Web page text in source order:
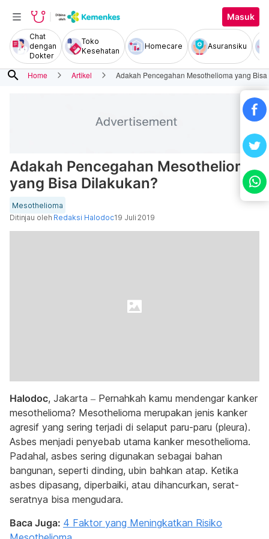
Masuk
Chat
dengan
Dokter
Toko
Kesehatan
Homecare Asuransiku
search Home Artikel Adakah Pencegahan Mesothelioma yang
Adakah Pencegahan Mesothelioma
yang Bisa Dilakukan?
Mesothelioma
Ditinjau oleh Redaksi Halodoc19 Juli 2019
Halodoc, Jakarta – Pernahkah kamu mendengar kanker
mesothelioma? Mesothelioma merupakan jenis kanker
agresif yang sering terjadi di selaput paru-paru (pleura).
Asbes menjadi penyebab utama kanker mesothelioma.
Padahal, asbes sering digunakan sebagai bahan
bangunan, seperti dinding, ubin bahkan atap. Ketika
asbes dipasang, diperbaiki, atau dihancurkan, serat-
seratnya bisa mengudara.
Baca Juga: 4 Faktor yang Meningkatkan Risiko